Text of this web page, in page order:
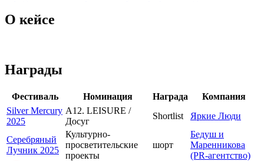
О кейсе
Награды
Фестиваль Номинация Награда
Компания
Silver Mercury
2025
A12. LEISURE /
Досуг
Shortlist Яркие Люди
Серебряный
Лучник 2025
Культурно-
просветительские
проекты
шорт
Бедуш и
Маренникова
(PR-агентство)